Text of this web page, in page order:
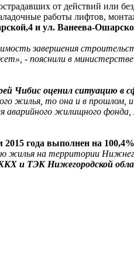
от действий или
работы лифтов,
и ул. Ванеева-
завершения
- пояснили в
Чибис оценил ситуацию в
жилья, то она и в прошлом,
жилищного фонда,
года выполнен на
жилья на территории
и ТЭК Нижегородской